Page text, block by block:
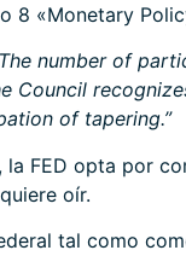
8 «Monetary
number of
Council
of tapering.”
FED opta por
oír.
tal como